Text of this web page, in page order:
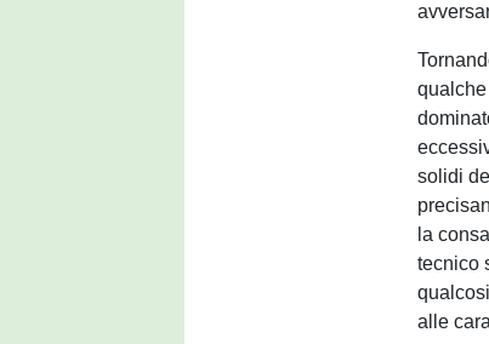
solidi
la
tecnico
alle